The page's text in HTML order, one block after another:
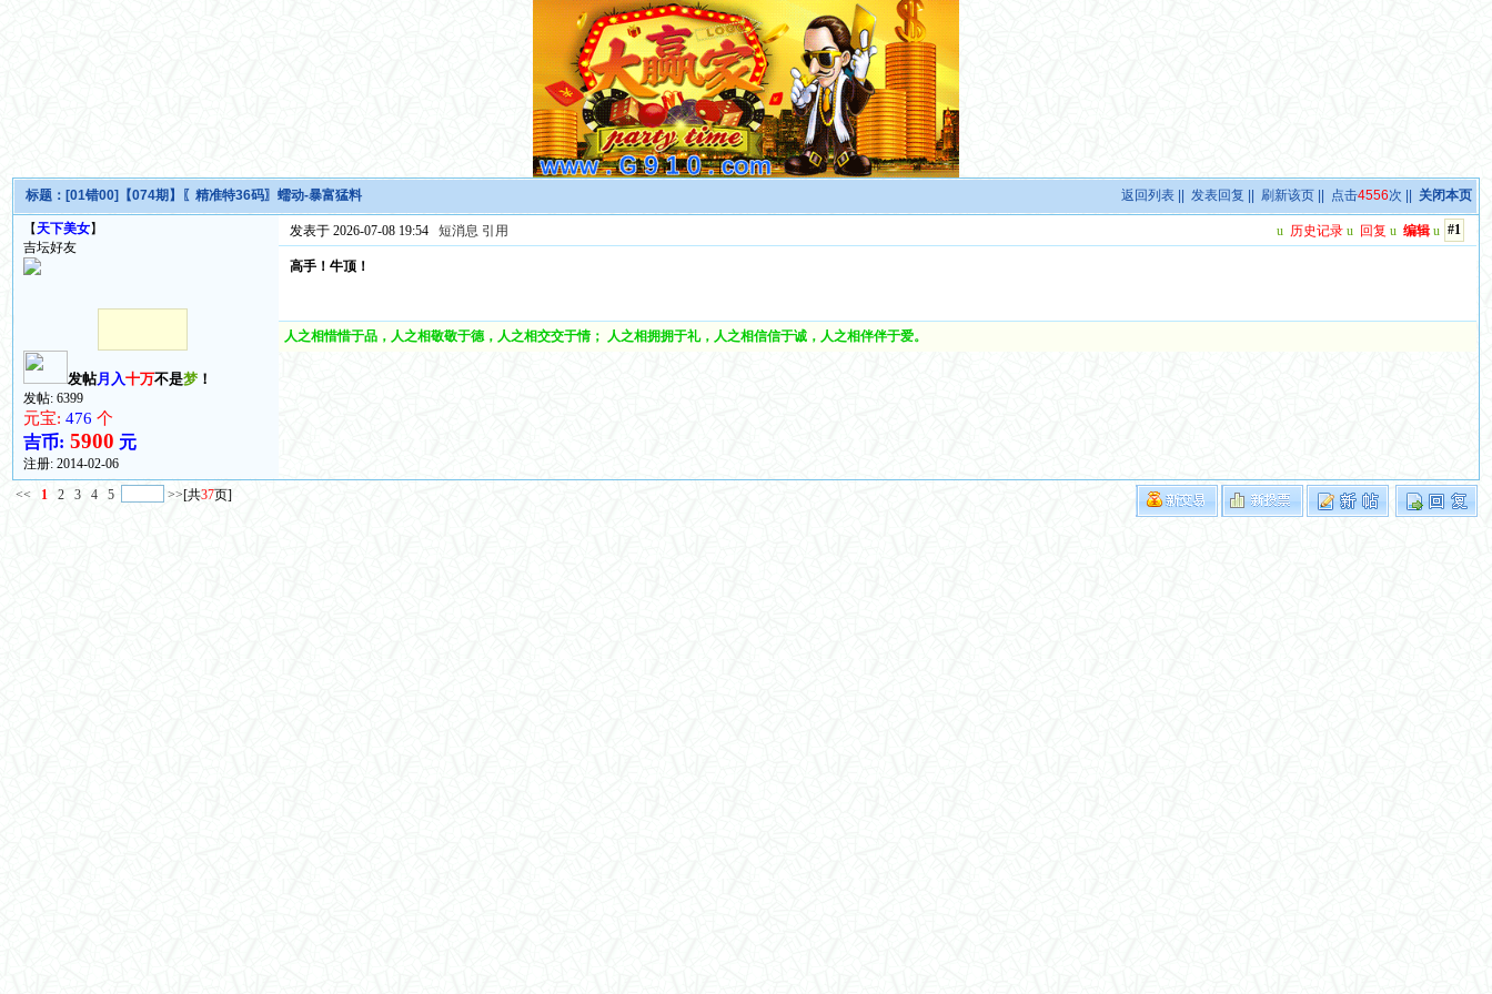
返回列表 ||发表回复 ||刷新该页 || 点击4556次 || 关闭本页
标题： [01错00]【074期】〖精准特36码〗蠕动-暴富猛料
【 天下美女】
吉坛好友
发帖月入十万不是梦 ！
发帖: 6399
元宝: 476个
吉币: 5900 元
注册:2014-02-06
#1
u 历史记录 u 回复 u 编辑 u
发表于 2026-07-08 19:54短消息 引用
高手！牛顶！
人之相惜惜于品，人之相敬敬于德，人之相交交于情； 人之相拥拥于礼，人之相信信于诚，人之相伴伴于爱。
<< 1 2 3 4 5 >>[共37页]